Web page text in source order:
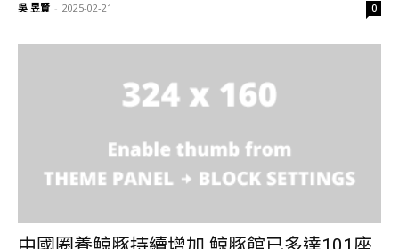
吳 昱賢 - 2025-02-21 0